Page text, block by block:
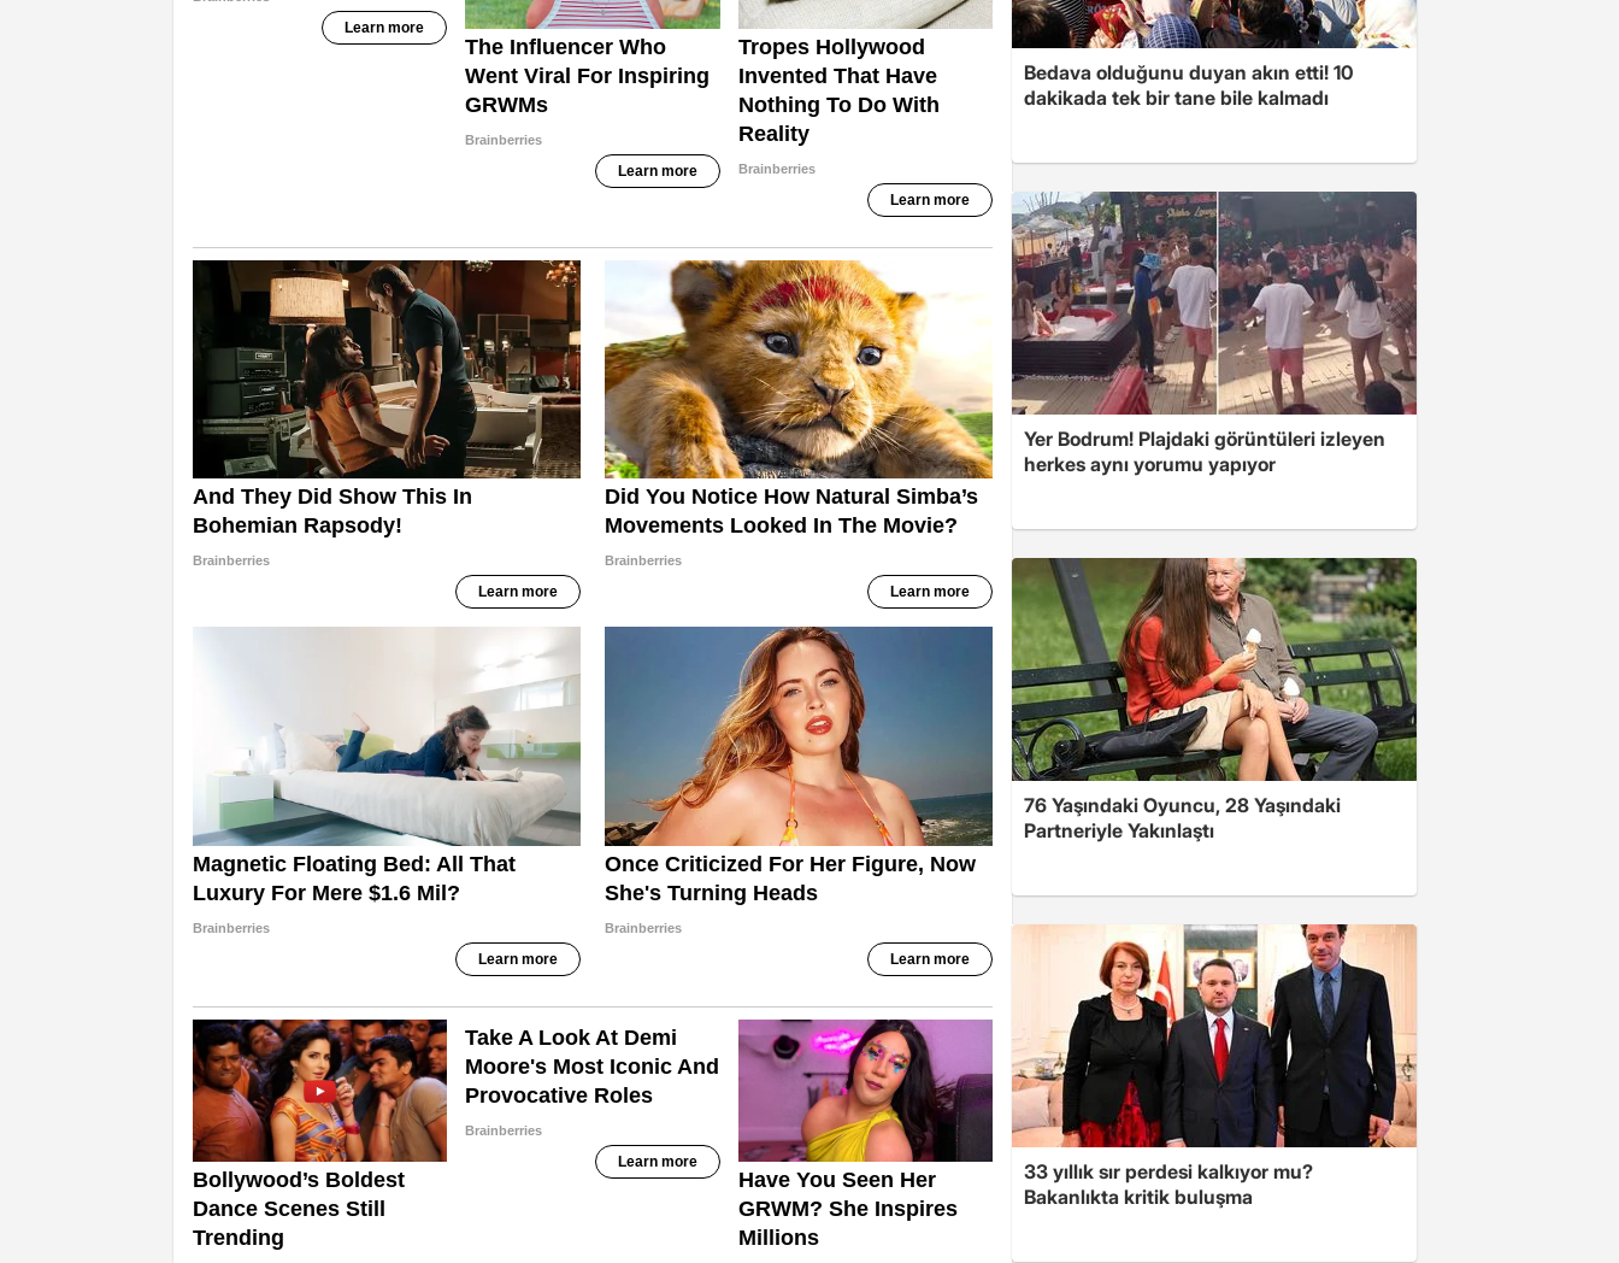
Bedava olduğunu duyan akın etti! 10
dakikada tek bir tane bile kalmadı
Yer Bodrum! Plajdaki görüntüleri izleyen
herkes aynı yorumu yapıyor
76 Yaşındaki Oyuncu, 28 Yaşındaki
Partneriyle Yakınlaştı
33 yıllık sır perdesi kalkıyor mu?
Bakanlıkta kritik buluşma